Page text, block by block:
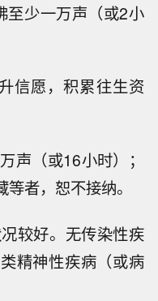
至少一万声（或2小
信愿，积累往生资
声（或16小时）；
者，恕不接纳。
较好。无传染性疾
精神性疾病（或病